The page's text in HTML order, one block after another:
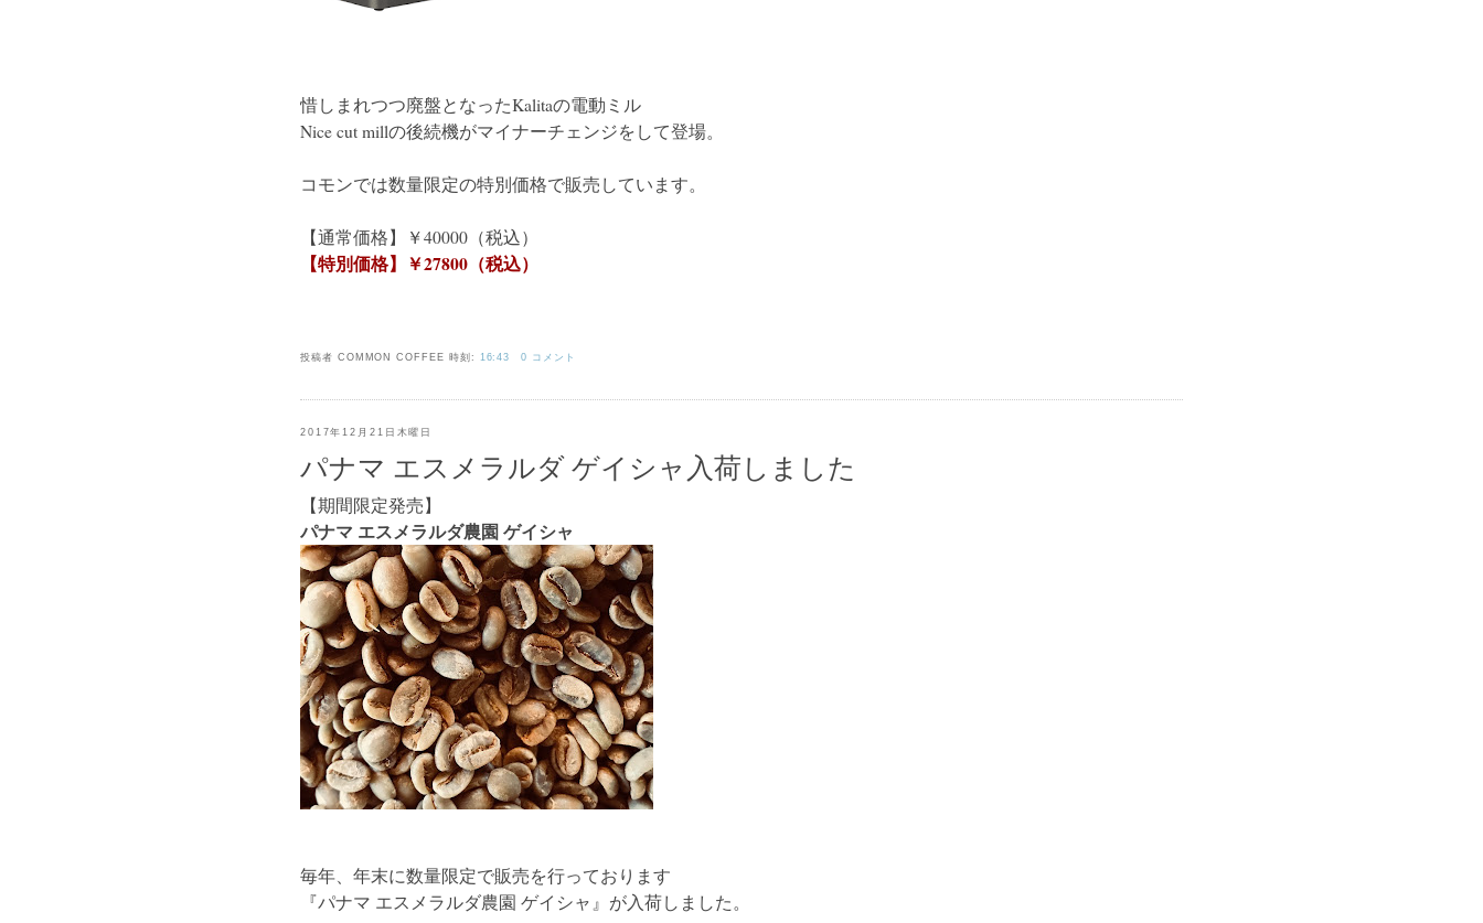
惜しまれつつ廃盤となったKalitaの電動ミル
Nice cut millの後続機がマイナーチェンジをして登場。
コモンでは数量限定の特別価格で販売しています。
【通常価格】￥40000（税込）
【特別価格】￥27800（税込）
投稿者 COMMON COFFEE 時刻: 16:43 0 コメント
2017年12月21日木曜日
パナマ エスメラルダ ゲイシャ入荷しました
【期間限定発売】
パナマ エスメラルダ農園 ゲイシャ
毎年、年末に数量限定で販売を行っております
『パナマ エスメラルダ農園 ゲイシャ』が入荷しました。